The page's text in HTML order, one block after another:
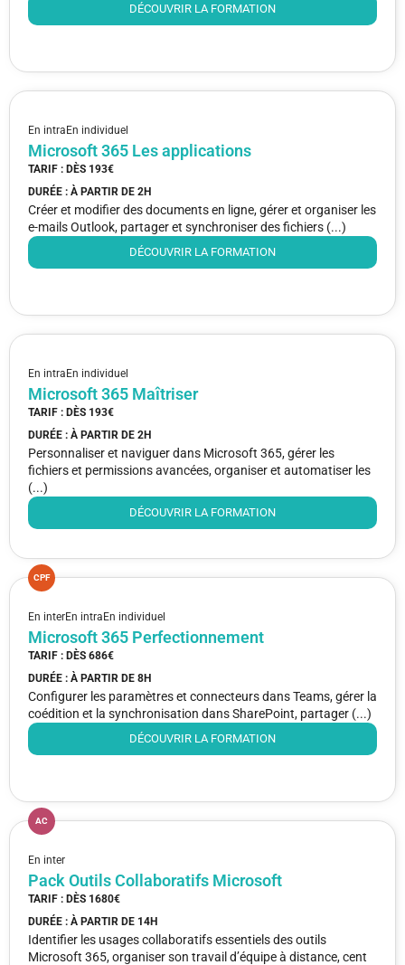
DÉCOUVRIR LA FORMATION
En intraEn individuel
Microsoft 365 Les applications
TARIF : DÈS 193€
DURÉE : À PARTIR DE 2H
Créer et modifier des documents en ligne, gérer et organiser les
e-mails Outlook, partager et synchroniser des fichiers (...)
DÉCOUVRIR LA FORMATION
En intraEn individuel
Microsoft 365 Maîtriser
TARIF : DÈS 193€
DURÉE : À PARTIR DE 2H
Personnaliser et naviguer dans Microsoft 365, gérer les
fichiers et permissions avancées, organiser et automatiser les
(...)
DÉCOUVRIR LA FORMATION
CPF
En interEn intraEn individuel
Microsoft 365 Perfectionnement
TARIF : DÈS 686€
DURÉE : À PARTIR DE 8H
Configurer les paramètres et connecteurs dans Teams, gérer la
coédition et la synchronisation dans SharePoint, partager (...)
DÉCOUVRIR LA FORMATION
AC
En inter
Pack Outils Collaboratifs Microsoft
TARIF : DÈS 1680€
DURÉE : À PARTIR DE 14H
Identifier les usages collaboratifs essentiels des outils
Microsoft 365, organiser son travail d’équipe à distance, cent